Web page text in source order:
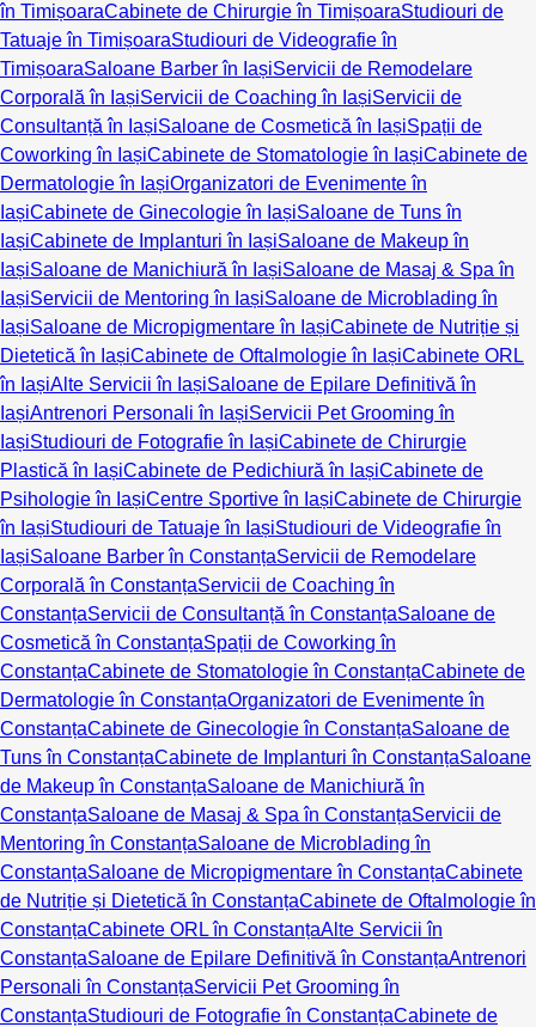
în TimișoaraCabinete de Chirurgie în TimișoaraStudiouri de
Tatuaje în TimișoaraStudiouri de Videografie în
TimișoaraSaloane Barber în IașiServicii de Remodelare
Corporală în IașiServicii de Coaching în IașiServicii de
Consultanță în IașiSaloane de Cosmetică în IașiSpații de
Coworking în IașiCabinete de Stomatologie în IașiCabinete de
Dermatologie în IașiOrganizatori de Evenimente în
IașiCabinete de Ginecologie în IașiSaloane de Tuns în
IașiCabinete de Implanturi în IașiSaloane de Makeup în
IașiSaloane de Manichiură în IașiSaloane de Masaj & Spa în
IașiServicii de Mentoring în IașiSaloane de Microblading în
IașiSaloane de Micropigmentare în IașiCabinete de Nutriție și
Dietetică în IașiCabinete de Oftalmologie în IașiCabinete ORL
în IașiAlte Servicii în IașiSaloane de Epilare Definitivă în
IașiAntrenori Personali în IașiServicii Pet Grooming în
IașiStudiouri de Fotografie în IașiCabinete de Chirurgie
Plastică în IașiCabinete de Pedichiură în IașiCabinete de
Psihologie în IașiCentre Sportive în IașiCabinete de Chirurgie
în IașiStudiouri de Tatuaje în IașiStudiouri de Videografie în
IașiSaloane Barber în ConstanțaServicii de Remodelare
Corporală în ConstanțaServicii de Coaching în
ConstanțaServicii de Consultanță în ConstanțaSaloane de
Cosmetică în ConstanțaSpații de Coworking în
ConstanțaCabinete de Stomatologie în ConstanțaCabinete de
Dermatologie în ConstanțaOrganizatori de Evenimente în
ConstanțaCabinete de Ginecologie în ConstanțaSaloane de
Tuns în ConstanțaCabinete de Implanturi în ConstanțaSaloane
de Makeup în ConstanțaSaloane de Manichiură în
ConstanțaSaloane de Masaj & Spa în ConstanțaServicii de
Mentoring în ConstanțaSaloane de Microblading în
ConstanțaSaloane de Micropigmentare în ConstanțaCabinete
de Nutriție și Dietetică în ConstanțaCabinete de Oftalmologie în
ConstanțaCabinete ORL în ConstanțaAlte Servicii în
ConstanțaSaloane de Epilare Definitivă în ConstanțaAntrenori
Personali în ConstanțaServicii Pet Grooming în
ConstanțaStudiouri de Fotografie în ConstanțaCabinete de